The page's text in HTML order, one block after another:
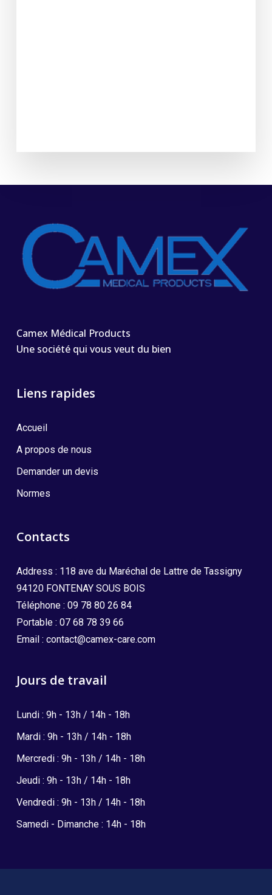
Camex Médical Products
Une société qui vous veut du bien
Liens rapides
Accueil
A propos de nous
Demander un devis
Normes
Contacts
Address : 118 ave du Maréchal de Lattre de Tassigny
94120 FONTENAY SOUS BOIS
Téléphone : 09 78 80 26 84
Portable : 07 68 78 39 66
Email : contact@camex-care.com
Jours de travail
Lundi : 9h - 13h / 14h - 18h
Mardi : 9h - 13h / 14h - 18h
Mercredi : 9h - 13h / 14h - 18h
Jeudi : 9h - 13h / 14h - 18h
Vendredi : 9h - 13h / 14h - 18h
Samedi - Dimanche : 14h - 18h